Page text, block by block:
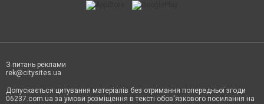
З питань реклами
rek@citysites.ua
Допускається цитування матеріалів без отримання попередньої згоди
06237.com.ua за умови розміщення в тексті обов'язкового посилання на